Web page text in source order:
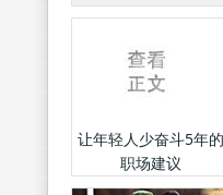
让年轻人少奋斗5年的
职场建议